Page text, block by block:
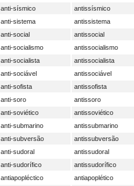
anti-sísmico
antissísmico
anti-sistema
antissistema
anti-social
antissocial
anti-socialismo
antissocialismo
anti-socialista
antissocialista
anti-sociável
antissociável
anti-sofista
antissofista
anti-soro
antissoro
anti-soviético
antissoviético
anti-submarino
antissubmarino
anti-subversão
antissubversão
anti-sudoral
antissudoral
anti-sudorífico
antissudorífico
antiapopléctico
antiapoplético